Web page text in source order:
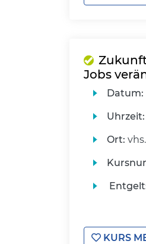
Jobs
Datum:
Uhrzeit:
Ort:
KURS